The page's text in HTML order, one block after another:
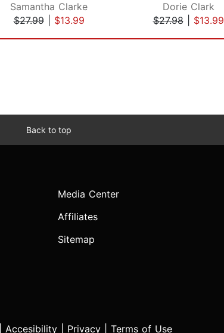
Samantha Clarke
$27.99| $13.99
Dorie Clark
$27.98| $13.99
Back to top
Media Center
Affiliates
Sitemap
Accesibility Privacy Terms of Use